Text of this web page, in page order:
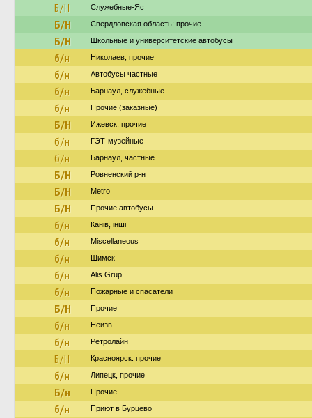
Б/Н Служебные-Яс
Б/Н Свердловская область: прочие
Б/Н Школьные и университетские автобусы
б/н Николаев, прочие
б/н Автобусы частные
б/н Барнаул, служебные
б/н Прочие (заказные)
Б/Н Ижевск: прочие
б/н ГЭТ-музейные
б/н Барнаул, частные
Б/Н Ровненский р-н
Б/Н Metro
Б/Н Прочие автобусы
б/н Канів, інші
б/н Miscellaneous
б/н Шимск
б/н Alis Grup
б/н Пожарные и спасатели
Б/Н Прочие
б/н Неизв.
б/н Ретролайн
Б/Н Красноярск: прочие
б/н Липецк, прочие
Б/н Прочие
б/н Приют в Бурцево